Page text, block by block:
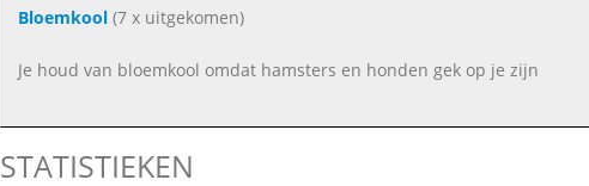
Bloemkool(7 x uitgekomen)
Je houd van bloemkool omdat hamsters en honden gek op je zijn
STATISTIEKEN